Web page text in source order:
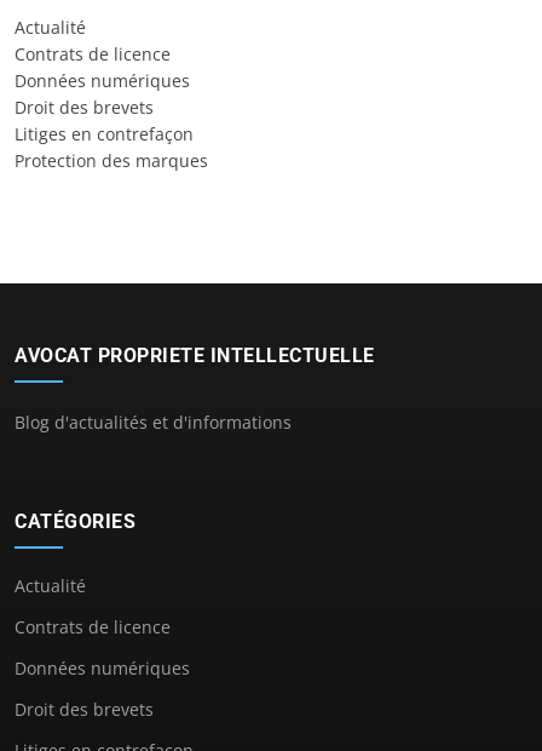
Actualité
Contrats de licence
Données numériques
Droit des brevets
Litiges en contrefaçon
Protection des marques
AVOCAT PROPRIETE INTELLECTUELLE
Blog d'actualités et d'informations
CATÉGORIES
Actualité
Contrats de licence
Données numériques
Droit des brevets